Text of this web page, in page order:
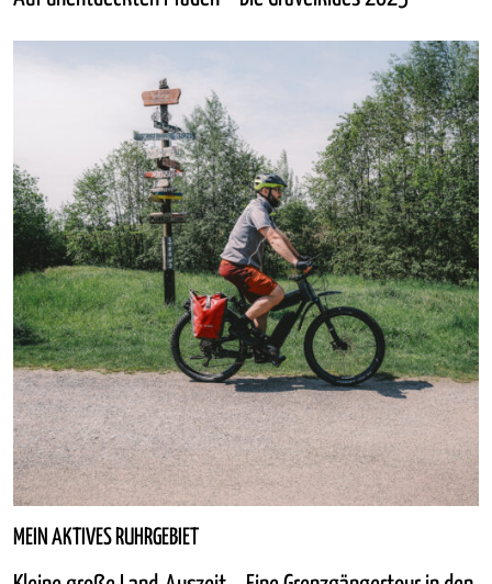
MEIN AKTIVES RUHRGEBIET